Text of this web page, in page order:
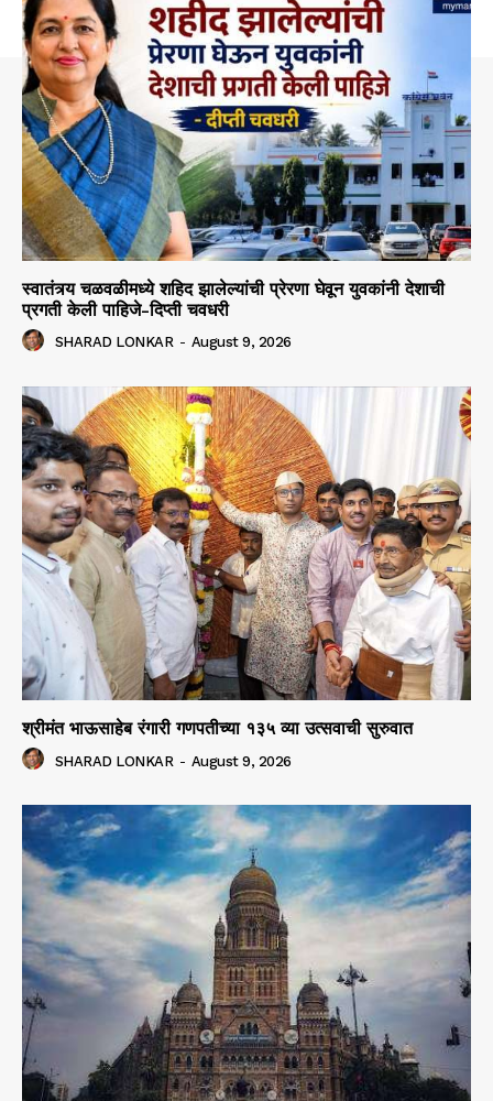
स्वातंत्र्य चळवळीमध्ये शहिद झालेल्यांची प्रेरणा घेवून युवकांनी देशाची
प्रगती केली पाहिजे-दिप्ती चवधरी
SHARAD LONKAR - August 9, 2026
श्रीमंत भाऊसाहेब रंगारी गणपतीच्या १३५ व्या उत्सवाची सुरुवात
SHARAD LONKAR - August 9, 2026